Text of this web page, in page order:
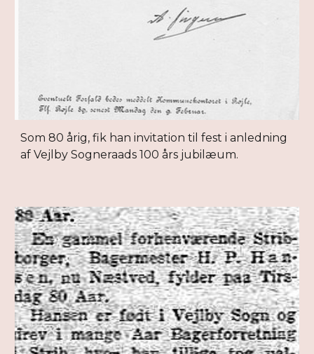
Som 80 årig, fik han invitation til fest i anledning
af Vejlby Sogneraads 100 års jubilæum.